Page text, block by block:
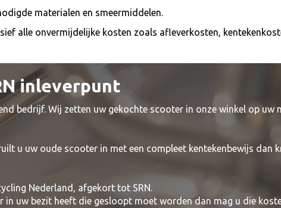
materialen en smeermiddelen.
alle onvermijdelijke kosten zoals afleverkosten,
inleverpunt
bedrijf. Wij zetten uw gekochte scooter in onze winkel op uw
u uw oude scooter in met een compleet kentekenbewijs dan
Nederland, afgekort tot SRN.
in uw bezit heeft die gesloopt moet worden dan mag u die